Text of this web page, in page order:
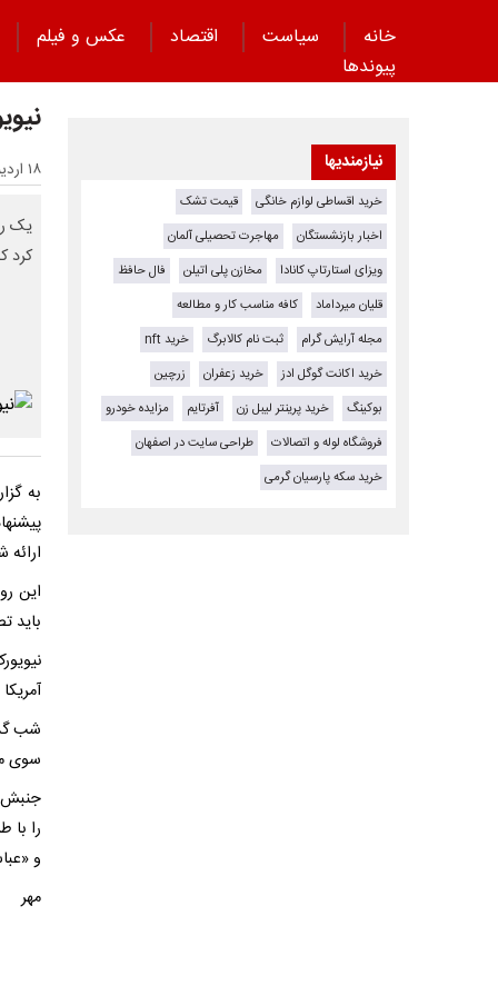
خانه سیاست اقتصاد
عکس و فیلم
پیوند‌ها
۱۸ اردیبهشت ۱۴۰۳ - ۰۹:۰۳
یک
کرد
به
این
باید
شب
سوی
جنبش
را
و
مهر
نیازمندیها
خرید اقساطی لوازم خانگی
قیمت تشک
اخبار بازنشستگان
مهاجرت تحصیلی آلمان
ویزای استارتاپ کانادا
مخازن پلی اتیلن
فال حافظ
قلیان میرداماد
کافه مناسب کار و مطالعه
مجله آرایش گرام
ثبت نام کالابرگ
خرید nft
خرید اکانت گوگل ادز
خرید زعفران
زرچین
بوکینگ
خرید پرینتر لیبل زن آفرتایم
مزایده خودرو
فروشگاه لوله و اتصالات
طراحی سایت در اصفهان
خرید سکه پارسیان گرمی